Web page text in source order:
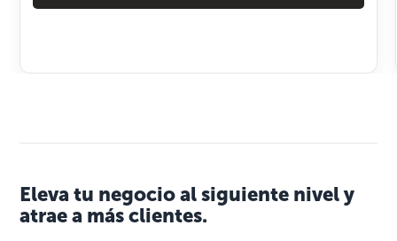
Eleva tu negocio al siguiente nivel y
atrae a más clientes.